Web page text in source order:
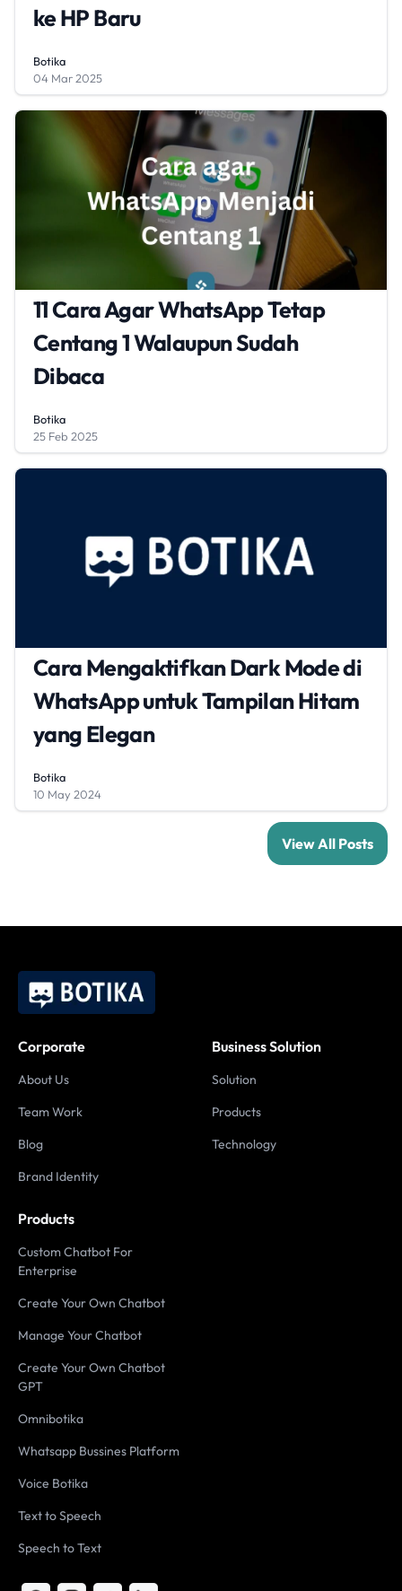
ke HP Baru
Botika
04 Mar 2025
11 Cara Agar WhatsApp Tetap
Centang 1 Walaupun Sudah
Dibaca
Botika
25 Feb 2025
Cara Mengaktifkan Dark Mode di
WhatsApp untuk Tampilan Hitam
yang Elegan
Botika
10 May 2024
View All Posts
Corporate
About Us
Team Work
Blog
Brand Identity
Business Solution
Solution
Products
Technology
Products
Custom Chatbot For
Enterprise
Create Your Own Chatbot
Manage Your Chatbot
Create Your Own Chatbot
GPT
Omnibotika
Whatsapp Bussines Platform
Voice Botika
Text to Speech
Speech to Text